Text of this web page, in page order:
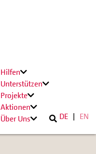
Hilfen
Unterstützen
Projekte
Aktionen
Über Uns
DE EN